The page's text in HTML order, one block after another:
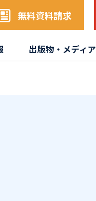
無料資料請求
出版物・メディア